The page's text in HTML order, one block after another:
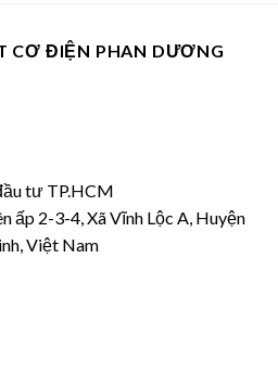
CƠ ĐIỆN PHAN DƯƠNG
tư TP.HCM
ấp 2-3-4, Xã Vĩnh Lộc A, Huyện
Việt Nam